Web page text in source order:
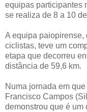
equipas participantes
se realiza de 8 a 10
A equipa paiopirense,
ciclistas, teve um
etapa que decorreu
distância de 59,6 km.
Numa jornada em
Francisco Campos
demonstrou que é um